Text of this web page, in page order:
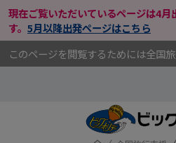
現在ご覧いただいているページは4
す。 5月以降出発ページはこちら
このページを閲覧するためには全国
メインコンテンツにスキップ